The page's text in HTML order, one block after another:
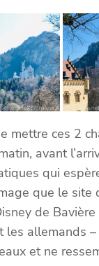
mettre ces 2
avant
qui
que le site
de
les allemands
et ne